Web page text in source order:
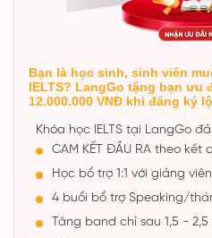
Bạn là học sinh, sinh viên
IELTS? LangGo tặng bạn ưu
12.000.000 VNĐ khi đăng ký
Khóa học IELTS tại LangGo
CAM KẾT ĐẦU RA theo kết
Học bổ trợ 1:1 với giảng
4 buổi bổ trợ Speaking/
Tăng band chỉ sau 1,5 -